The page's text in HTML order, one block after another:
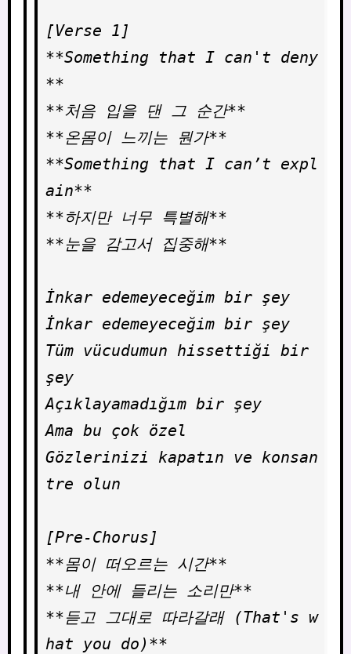
[Verse 1]
**Something that I can't deny
**
**처음 입을 댄 그 순간**
**온몸이 느끼는 뭔가**
**Something that I can’t expl
ain**
**하지만 너무 특별해**
**눈을 감고서 집중해**
İnkar edemeyeceğim bir şey
İnkar edemeyeceğim bir şey
Tüm vücudumun hissettiği bir
şey
Açıklayamadığım bir şey
Ama bu çok özel
Gözlerinizi kapatın ve konsan
tre olun
[Pre-Chorus]
**몸이 떠오르는 시간**
**내 안에 들리는 소리만**
**듣고 그대로 따라갈래 (That's w
hat you do)**